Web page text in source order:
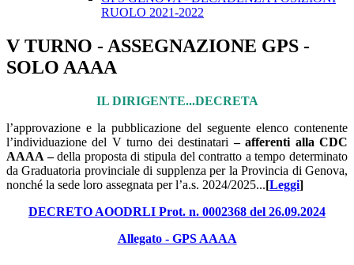
RUOLO 2021-2022
V TURNO - ASSEGNAZIONE GPS -
SOLO AAAA
IL DIRIGENTE...DECRETA
l’approvazione e la pubblicazione del seguente elenco contenente
l’individuazione del V turno dei destinatari– afferenti alla CDC
AAAA –della proposta di stipula del contratto a tempo determinato
da Graduatoria provinciale di supplenza per la Provincia di Genova,
nonché la sede loro assegnata per l’a.s. 2024/2025...[Leggi]
DECRETO AOODRLI Prot. n. 0002368 del 26.09.2024
Allegato - GPS AAAA